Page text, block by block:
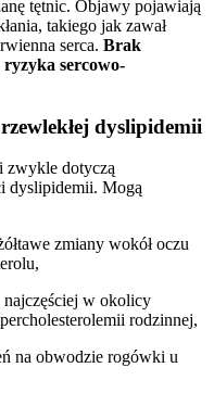
tętnic. Objawy pojawiają
takiego jak zawał
serca. Brak
ryzyka sercowo-
dyslipidemii
zwykle dotyczą
dyslipidemii. Mogą
zmiany wokół oczu
w okolicy
rodzinnej,
na obwodzie rogówki u